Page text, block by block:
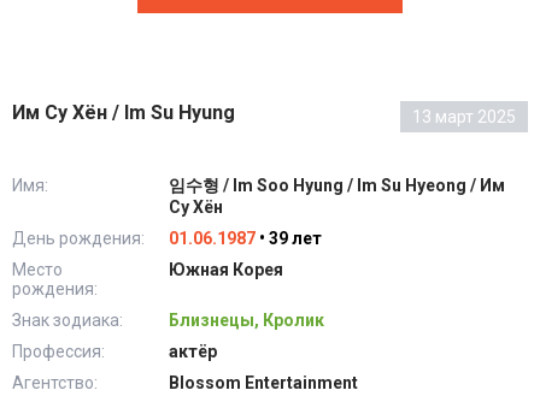
Им Су Хён / Im Su Hyung 13 март 2025
Имя:
임수형 / Im Soo Hyung / Im Su Hyeong / Им
Су Хён
День рождения:
01.06.1987 • 39 лет
Место
рождения:
Южная Корея
Знак зодиака:
Близнецы, Кролик
Профессия:
актёр
Агентство:
Blossom Entertainment